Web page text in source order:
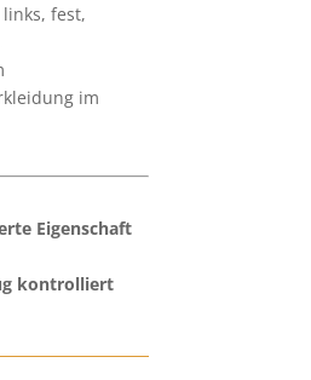
fest,
im
Eigenschaft
kontrolliert